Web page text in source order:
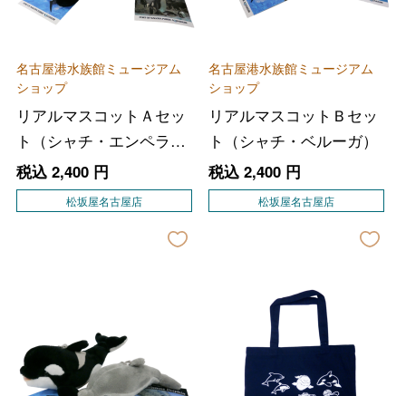
名古屋港水族館ミュージアム
ショップ
リアルマスコットＡセッ
ト（シャチ・エンペラー
ペンギン）
税込 2,400円
松坂屋名古屋店
名古屋港水族館ミュージアム
ショップ
リアルマスコットＢセッ
ト（シャチ・ベルーガ）
税込 2,400円
松坂屋名古屋店